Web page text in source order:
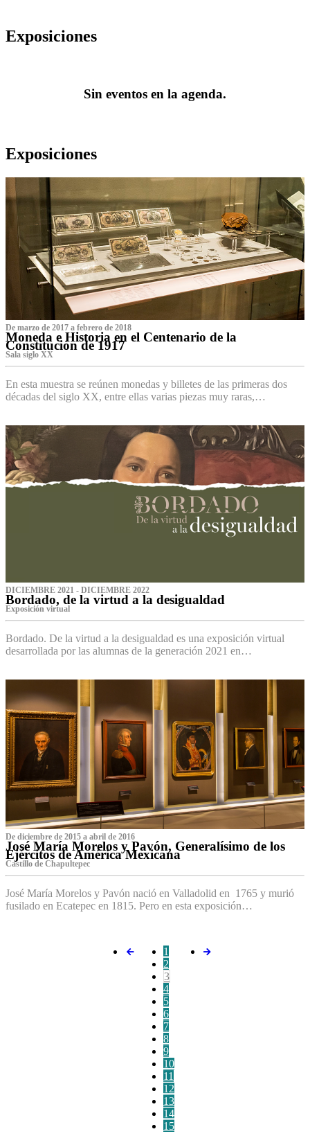
Exposiciones
Sin eventos en la agenda.
Exposiciones
De marzo de 2017 a febrero de 2018
Moneda e Historia en el Centenario de la
Constitución de 1917
Sala siglo XX
En esta muestra se reúnen monedas y billetes de las primeras dos
décadas del siglo XX, entre ellas varias piezas muy raras,…
DICIEMBRE 2021 - DICIEMBRE 2022
Bordado, de la virtud a la desigualdad
Exposición virtual‌
Bordado. De la virtud a la desigualdad es una exposición virtual
desarrollada por las alumnas de la generación 2021 en…
De diciembre de 2015 a abril de 2016
José María Morelos y Pavón, Generalísimo de los
Ejércitos de América Mexicana
C‌astillo de Chapultepec
José María Morelos y Pavón nació en Valladolid en 1765 y murió
fusilado en Ecatepec en 1815. Pero en esta exposición…
1
2
3
4
5
6
7
8
9
10
11
12
13
14
15